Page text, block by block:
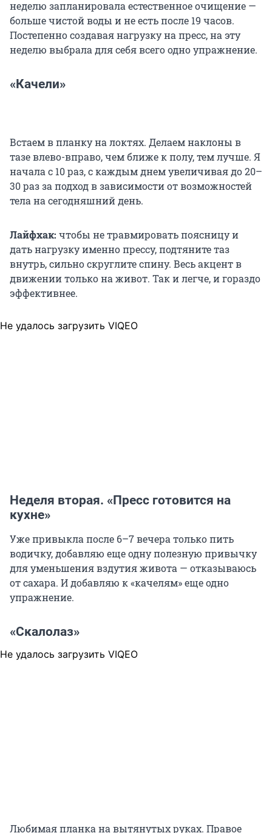
неделю запланировала естественное очищение —
больше чистой воды и не есть после 19 часов.
Постепенно создавая нагрузку на пресс, на эту
неделю выбрала для себя всего одно упражнение.
«Качели»
Встаем в планку на локтях. Делаем наклоны в
тазе влево-вправо, чем ближе к полу, тем лучше. Я
начала с 10 раз, с каждым днем увеличивая до 20–
30 раз за подход в зависимости от возможностей
тела на сегодняшний день.
Лайфхак: чтобы не травмировать поясницу и
дать нагрузку именно прессу, подтяните таз
внутрь, сильно скруглите спину. Весь акцент в
движении только на живот. Так и легче, и гораздо
эффективнее.
Не удалось загрузить VIQEO
Неделя вторая. «Пресс готовится на
кухне»
Уже привыкла после 6–7 вечера только пить
водичку, добавляю еще одну полезную привычку
для уменьшения вздутия живота — отказываюсь
от сахара. И добавляю к «качелям» еще одно
упражнение.
«Скалолаз»
Не удалось загрузить VIQEO
Любимая планка на вытянутых руках. Правое